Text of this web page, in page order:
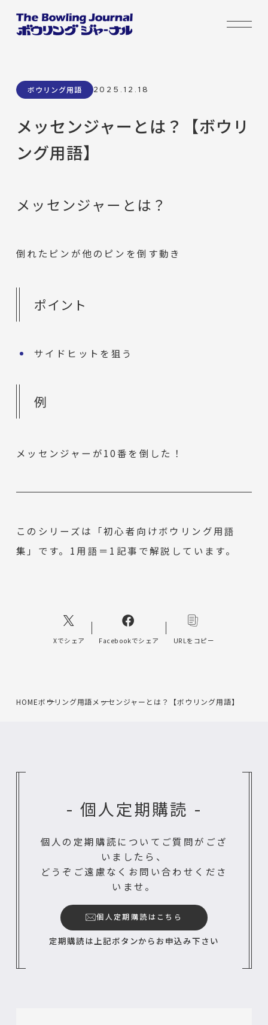
ボウリング用語 2025.12.18
メッセンジャーとは？【ボウリ
ング用語】
メッセンジャーとは？
倒れたピンが他のピンを倒す動き
ポイント
サイドヒットを狙う
例
メッセンジャーが10番を倒した！
このシリーズは「初心者向けボウリング用語
集」です。1用語＝1記事で解説しています。
Xでシェア Facebookでシェア URLをコピー
HOMEボウリング用語 メッセンジャーとは？【ボウリング用語】
- 個人定期購読 -
個人の定期購読についてご質問がござ
いましたら、
どうぞご遠慮なくお問い合わせくださ
いませ。
個人定期購読はこちら
定期購読は上記ボタンからお申込み下さい